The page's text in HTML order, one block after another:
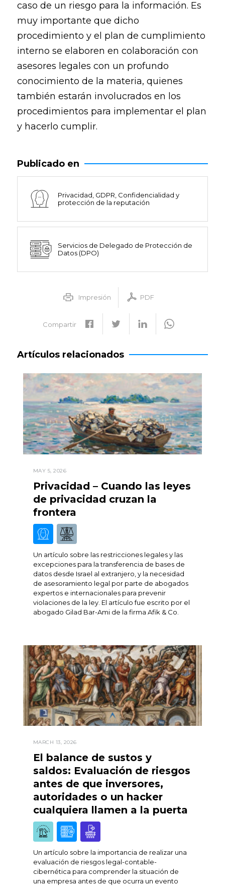
caso de un riesgo para la información. Es
muy importante que dicho
procedimiento y el plan de cumplimiento
interno se elaboren en colaboración con
asesores legales con un profundo
conocimiento de la materia, quienes
también estarán involucrados en los
procedimientos para implementar el plan
y hacerlo cumplir.
Publicado en
Privacidad, GDPR, Confidencialidad y
protección de la reputación
Servicios de Delegado de Protección de
Datos (DPO)
Impresión PDF
Compartir
Artículos relacionados
MAY 5, 2026
Privacidad – Cuando las leyes
de privacidad cruzan la
frontera
Un artículo sobre las restricciones legales y las
excepciones para la transferencia de bases de
datos desde Israel al extranjero, y la necesidad
de asesoramiento legal por parte de abogados
expertos e internacionales para prevenir
violaciones de la ley. El artículo fue escrito por el
abogado Gilad Bar-Ami de la firma Afik & Co.
MARCH 13, 2026
El balance de sustos y
saldos: Evaluación de riesgos
antes de que inversores,
autoridades o un hacker
cualquiera llamen a la puerta
Un artículo sobre la importancia de realizar una
evaluación de riesgos legal-contable-
cibernética para comprender la situación de
una empresa antes de que ocurra un evento